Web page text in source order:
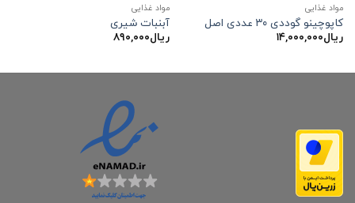
مواد غذایی
کاپوچینو گوددی ۳۰ عددی اصل
ریال۱۴,۰۰۰,۰۰۰
مواد غذایی
آبنبات شیری
ریال۸۹۰,۰۰۰